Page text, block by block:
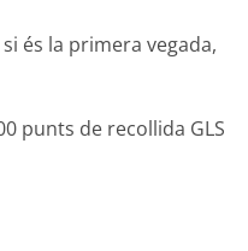
és la primera vegada,
punts de recollida GLS